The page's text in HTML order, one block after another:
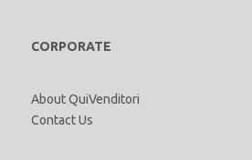
CORPORATE
About QuiVenditori
Contact Us